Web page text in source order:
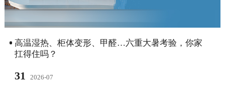
高温湿热、柜体变形、甲醛…六重大暑考验，你家
扛得住吗？
31 2026-07